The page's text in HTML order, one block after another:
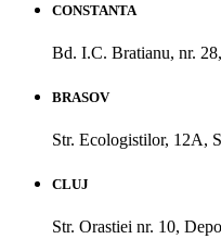
CONSTANTA
Bd. I.C. Bratianu, nr.
BRASOV
Str. Ecologistilor, 12A,
CLUJ
Str. Orastiei nr. 10,